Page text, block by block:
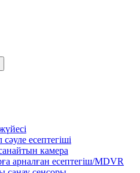
есептегіші
камера
арналған есептегіш/MDVR